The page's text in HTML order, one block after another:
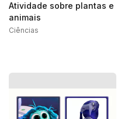
Atividade sobre plantas e
animais
Ciências